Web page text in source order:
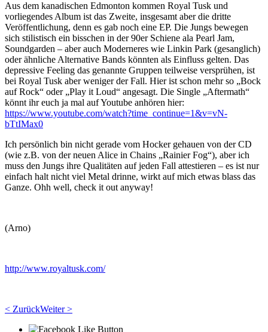
Aus dem kanadischen Edmonton kommen Royal Tusk und
vorliegendes Album ist das Zweite, insgesamt aber die dritte
Veröffentlichung, denn es gab noch eine EP. Die Jungs bewegen
sich stilistisch ein bisschen in der 90er Schiene ala Pearl Jam,
Soundgarden – aber auch Moderneres wie Linkin Park (gesanglich)
oder ähnliche Alternative Bands könnten als Einfluss gelten. Das
depressive Feeling das genannte Gruppen teilweise versprühen, ist
bei Royal Tusk aber weniger der Fall. Hier ist schon mehr so „Bock
auf Rock“ oder „Play it Loud“ angesagt. Die Single „Aftermath“
könnt ihr euch ja mal auf Youtube anhören hier:
https://www.youtube.com/watch?time_continue=1&v=vN-
bTtIMax0
Ich persönlich bin nicht gerade vom Hocker gehauen von der CD
(wie z.B. von der neuen Alice in Chains „Rainier Fog“), aber ich
muss den Jungs ihre Qualitäten auf jeden Fall attestieren – es ist nur
einfach halt nicht viel Metal drinne, wirkt auf mich etwas blass das
Ganze. Ohh well, check it out anyway!
(Arno)
http://www.royaltusk.com/
< ZurückWeiter >